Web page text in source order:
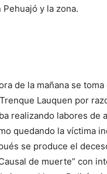
y la zona.
de la mañana se
Lauquen por
realizando labores
quedando la víctima
se produce el
de muerte” con